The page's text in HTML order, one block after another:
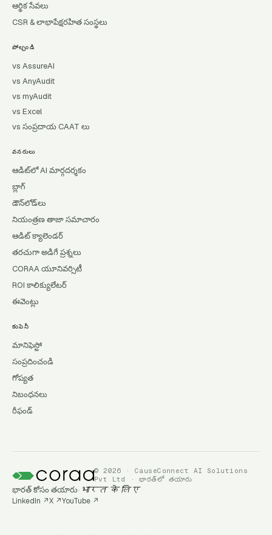
ఆర్థిక సేవలు
CSR & లాభాపేక్షరహిత సంస్థలు
పోల్చండి
vs AssureAI
vs AnyAudit
vs myAudit
vs Excel
vs సంప్రదాయ CAAT లు
వనరులు
ఆడిట్‌లో AI మార్గదర్శకం
బ్లాగ్
డౌన్‌లోడ్‌లు
నియంత్రణ తాజా సమాచారం
ఆడిట్ క్యాలెండర్
తరచుగా అడిగే ప్రశ్నలు
CORAA యూనివర్సిటీ
ROI కాలిక్యులేటర్
ఈవెంట్లు
కంపెనీ
మానిఫెస్టో
సంప్రదించండి
గోప్యత
నిబంధనలు
రీఫండ్
© 2026 · CauseConnect AI Solutions
Pvt Ltd · భారత్‌లో తయారు
భారత్ కోసం తయారు भारत के लिए
LinkedIn ↗X ↗YouTube ↗